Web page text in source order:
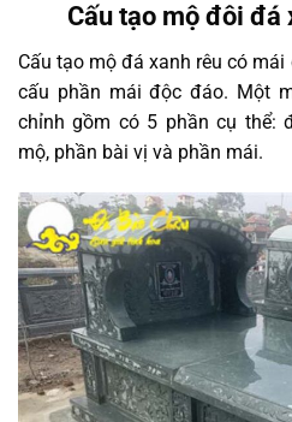
Cấu tạo mộ đôi đá
Cấu tạo mộ đá xanh rêu có
cấu phần mái độc đáo. Một
chỉnh gồm có 5 phần cụ thể:
mộ, phần bài vị và phần mái.